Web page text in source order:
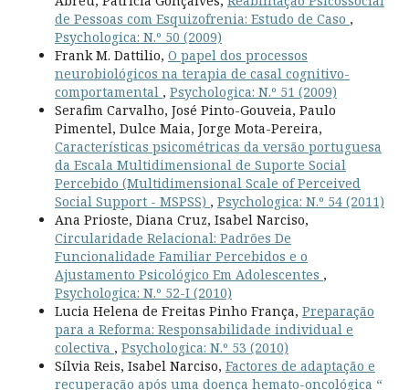
de Pessoas com Esquizofrenia: Estudo de Caso ,
Psychologica: N.º 50 (2009)
Frank M. Dattilio, O papel dos processos
neurobiológicos na terapia de casal cognitivo-
comportamental , Psychologica: N.º 51 (2009)
Serafim Carvalho, José Pinto-Gouveia, Paulo
Pimentel, Dulce Maia, Jorge Mota-Pereira,
Características psicométricas da versão portuguesa
da Escala Multidimensional de Suporte Social
Percebido (Multidimensional Scale of Perceived
Social Support - MSPSS) , Psychologica: N.º 54 (2011)
Ana Prioste, Diana Cruz, Isabel Narciso,
Circularidade Relacional: Padrões De
Funcionalidade Familiar Percebidos e o
Ajustamento Psicológico Em Adolescentes ,
Psychologica: N.º 52-I (2010)
Lucia Helena de Freitas Pinho França, Preparação
para a Reforma: Responsabilidade individual e
colectiva , Psychologica: N.º 53 (2010)
Sílvia Reis, Isabel Narciso, Factores de adaptação e
recuperação após uma doença hemato-oncológica “